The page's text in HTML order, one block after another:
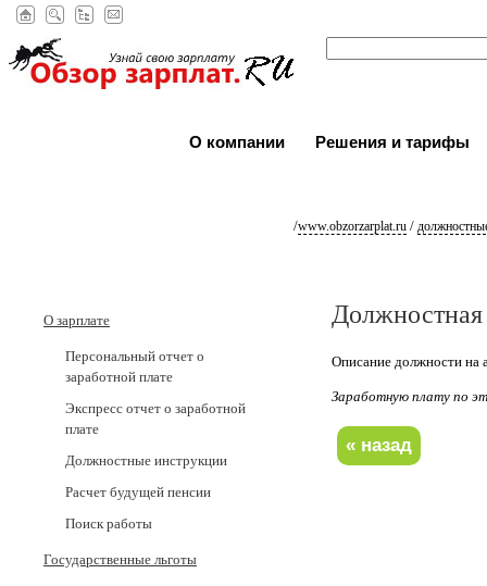
О компании Решения и тарифы
/www.obzorzarplat.ru /
О зарплате
Персональный отчет о
заработной плате
Экспресс отчет о заработной
плате
Должностные инструкции
Расчет будущей пенсии
Поиск работы
Государственные льготы
Должностная
Описание должности на
Заработную плату по